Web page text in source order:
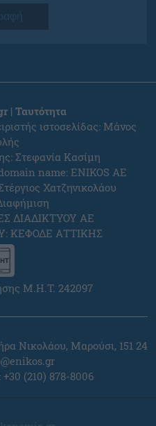
| Ταυτότητα
ιστοσελίδας: Μάνος
Στεφανία Κασίμη
name: ENIKOS AE
Χατζηνικολάου
ΔΙΑΔΙΚΤΥΟΥ ΑΕ
ΚΕΦΟΔΕ ΑΤΤΙΚΗΣ
Μ.Η.Τ. 242097
Νικολάου, Μαρούσι, 151 24
+30 (210) 878-8006